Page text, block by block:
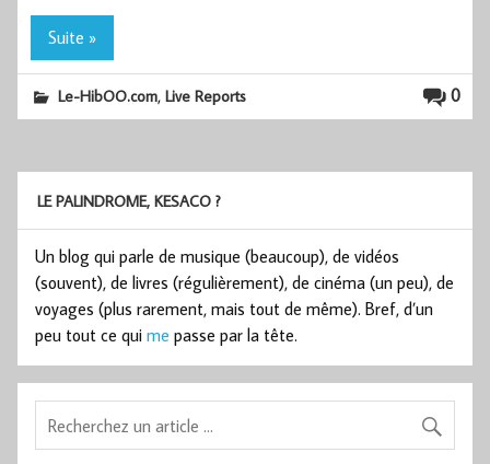
Suite »
0
Le-HibOO.com,Live Reports
LE PALINDROME, KESACO ?
Un blog qui parle de musique (beaucoup), de vidéos
(souvent), de livres (régulièrement), de cinéma (un peu), de
voyages (plus rarement, mais tout de même). Bref, d’un
peu tout ce qui me passe par la tête.